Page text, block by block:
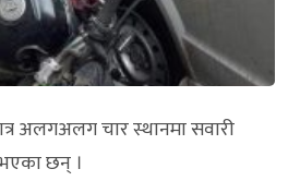
अलगअलग चार स्थानमा सवारी
छन् ।